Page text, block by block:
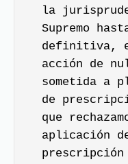
la
Supremo
definitiva,
acción de
sometida a
de
que
aplicación